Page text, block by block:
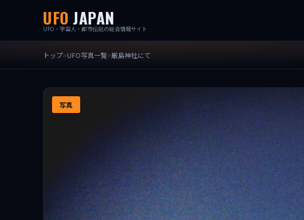
UFO JAPAN
UFO・宇宙人・都市伝説の総合情報サイト
トップ UFO写真一覧 厳島神社にて
写真